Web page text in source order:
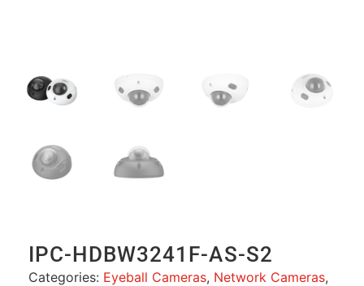
IPC-HDBW3241F-AS-S2
Categories: Eyeball Cameras, Network Cameras,